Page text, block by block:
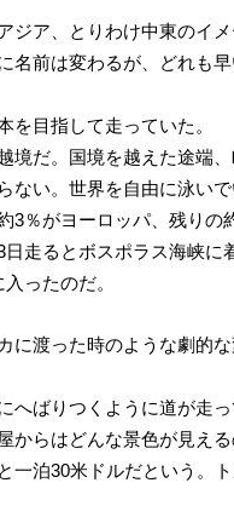
ア、とりわけ中東のイメ
前は変わるが、どれも
を目指して走っていた。
境だ。国境を越えた途端
い。世界を自由に泳い
％がヨーロッパ、残りの
走るとボスポラス海峡
ったのだ。
に渡った時のような劇的
へばりつくように道が走っ
らはどんな景色が見える
泊30米ドルだという。